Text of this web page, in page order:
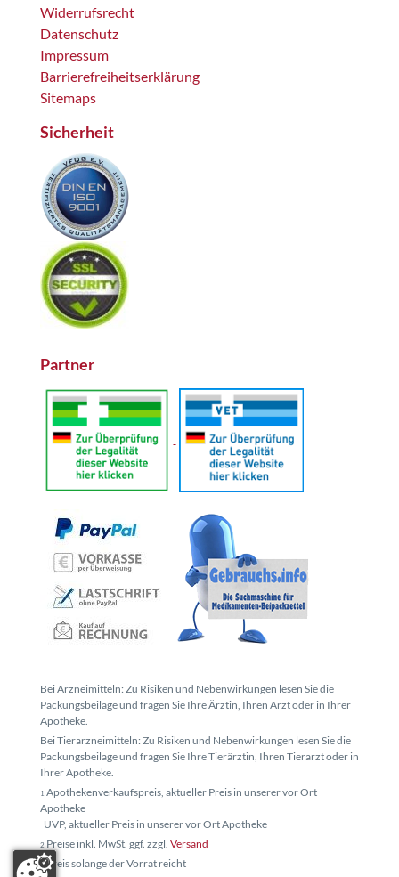
Widerrufsrecht
Datenschutz
Impressum
Barrierefreiheitserklärung
Sitemaps
Sicherheit
Partner
Bei Arzneimitteln: Zu Risiken und Nebenwirkungen lesen Sie die
Packungsbeilage und fragen Sie Ihre Ärztin, Ihren Arzt oder in Ihrer
Apotheke.
Bei Tierarzneimitteln: Zu Risiken und Nebenwirkungen lesen Sie die
Packungsbeilage und fragen Sie Ihre Tierärztin, Ihren Tierarzt oder in
Ihrer Apotheke.
1 Apothekenverkaufspreis, aktueller Preis in unserer vor Ort
Apotheke
UVP, aktueller Preis in unserer vor Ort Apotheke
2Preise inkl. MwSt. ggf. zzgl. Versand
3Preis solange der Vorrat reicht